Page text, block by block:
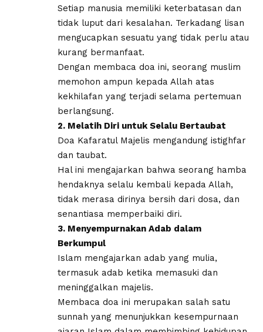
Setiap manusia memiliki keterbatasan dan
tidak luput dari kesalahan. Terkadang lisan
mengucapkan sesuatu yang tidak perlu atau
kurang bermanfaat.
Dengan membaca doa ini, seorang muslim
memohon ampun kepada Allah atas
kekhilafan yang terjadi selama pertemuan
berlangsung.
2. Melatih Diri untuk Selalu Bertaubat
Doa Kafaratul Majelis mengandung istighfar
dan taubat.
Hal ini mengajarkan bahwa seorang hamba
hendaknya selalu kembali kepada Allah,
tidak merasa dirinya bersih dari dosa, dan
senantiasa memperbaiki diri.
3. Menyempurnakan Adab dalam
Berkumpul
Islam mengajarkan adab yang mulia,
termasuk adab ketika memasuki dan
meninggalkan majelis.
Membaca doa ini merupakan salah satu
sunnah yang menunjukkan kesempurnaan